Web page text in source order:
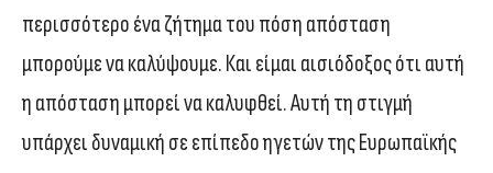
περισσότερο ένα ζήτημα του πόση απόσταση
μπορούμε να καλύψουμε. Και είμαι αισιόδοξος ότι αυτή
η απόσταση μπορεί να καλυφθεί. Αυτή τη στιγμή
υπάρχει δυναμική σε επίπεδο ηγετών της Ευρωπαϊκής